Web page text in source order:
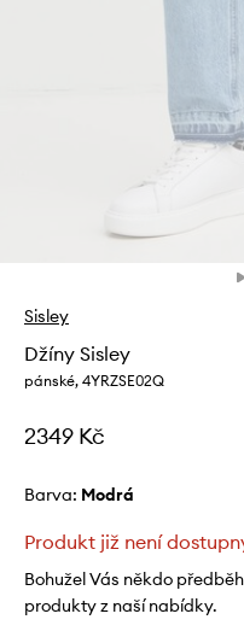
Sisley
Džíny Sisley
pánské, 4YRZSE02Q
2349 Kč
Barva: modrá
Produkt již není
Bohužel Vás někdo
produkty z naší nabídky.